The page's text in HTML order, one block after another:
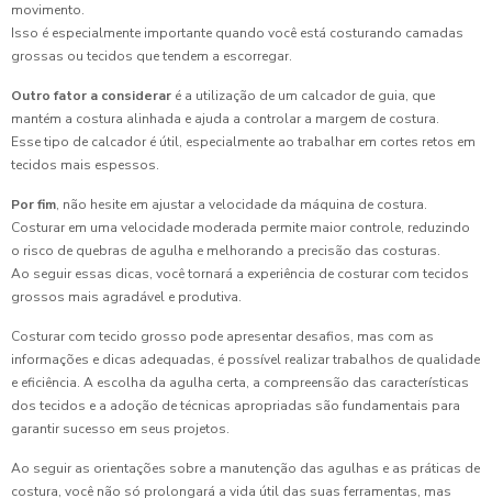
movimento.
Isso é especialmente importante quando você está costurando camadas
grossas ou tecidos que tendem a escorregar.
Outro fator a considerar é a utilização de um calcador de guia, que
mantém a costura alinhada e ajuda a controlar a margem de costura.
Esse tipo de calcador é útil, especialmente ao trabalhar em cortes retos em
tecidos mais espessos.
Por fim, não hesite em ajustar a velocidade da máquina de costura.
Costurar em uma velocidade moderada permite maior controle, reduzindo
o risco de quebras de agulha e melhorando a precisão das costuras.
Ao seguir essas dicas, você tornará a experiência de costurar com tecidos
grossos mais agradável e produtiva.
Costurar com tecido grosso pode apresentar desafios, mas com as
informações e dicas adequadas, é possível realizar trabalhos de qualidade
e eficiência. A escolha da agulha certa, a compreensão das características
dos tecidos e a adoção de técnicas apropriadas são fundamentais para
garantir sucesso em seus projetos.
Ao seguir as orientações sobre a manutenção das agulhas e as práticas de
costura, você não só prolongará a vida útil das suas ferramentas, mas